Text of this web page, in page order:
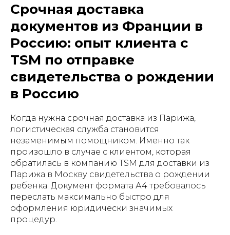
Срочная доставка
документов из Франции в
Россию: опыт клиента с
TSM по отправке
свидетельства о рождении
в Россию
Когда нужна срочная доставка из Парижа,
логистическая служба становится
незаменимым помощником. Именно так
произошло в случае с клиентом, которая
обратилась в компанию TSM для доставки из
Парижа в Москву свидетельства о рождении
ребенка. Документ формата А4 требовалось
переслать максимально быстро для
оформления юридически значимых
процедур.